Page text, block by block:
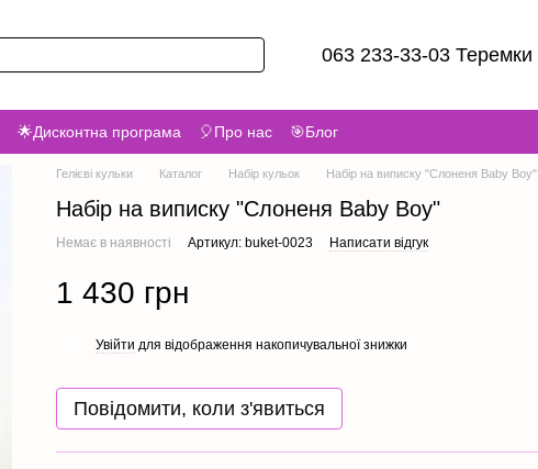
063 233-33-03 Теремки
🌟Дисконтна програма 🎈Про нас 🎯Блог
Гелієві кульки Каталог Набір кульок Набір на виписку "Слоненя Baby Boy"
Набір на виписку "Слоненя Baby Boy"
Немає в наявності Артикул: buket-0023 Написати відгук
1 430 грн
Увійти для відображення накопичувальної знижки
Повідомити, коли з'явиться